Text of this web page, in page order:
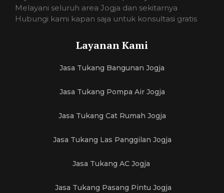
Melayani seluruh area Jogja dan sekitarnya
Hubungi kami kapan saja untuk konsultasi gratis
Layanan Kami
Jasa Tukang Bangunan Jogja
Jasa Tukang Pompa Air Jogja
Jasa Tukang Cat Rumah Jogja
Jasa Tukang Las Panggilan Jogja
Jasa Tukang AC Jogja
Jasa Tukang Pasang Pintu Jogja